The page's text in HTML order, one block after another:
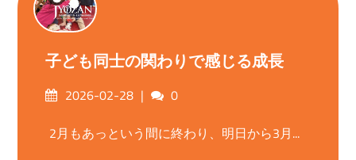
子ども同士の関わりで感じる成長
Posted2026-02-28 Comments
0
2月もあっという間に終わり、明日から3月...